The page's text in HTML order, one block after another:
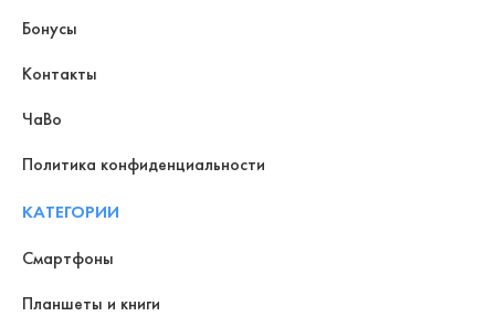
Бонусы
Контакты
ЧаВо
Политика конфиденциальности
КАТЕГОРИИ
Смартфоны
Планшеты и книги